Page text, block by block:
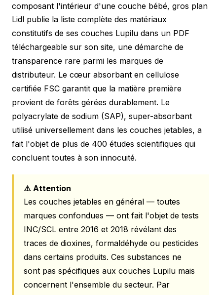
composant l'intérieur d'une couche bébé, gros plan
Lidl publie la liste complète des matériaux
constitutifs de ses couches Lupilu dans un PDF
téléchargeable sur son site, une démarche de
transparence rare parmi les marques de
distributeur. Le cœur absorbant en cellulose
certifiée FSC garantit que la matière première
provient de forêts gérées durablement. Le
polyacrylate de sodium (SAP), super-absorbant
utilisé universellement dans les couches jetables, a
fait l'objet de plus de 400 études scientifiques qui
concluent toutes à son innocuité.
⚠️ Attention
Les couches jetables en général — toutes
marques confondues — ont fait l'objet de tests
INC/SCL entre 2016 et 2018 révélant des
traces de dioxines, formaldéhyde ou pesticides
dans certains produits. Ces substances ne
sont pas spécifiques aux couches Lupilu mais
concernent l'ensemble du secteur. Par